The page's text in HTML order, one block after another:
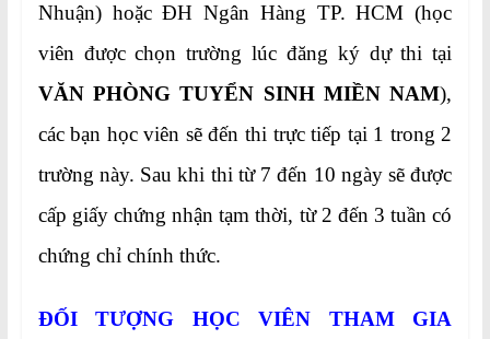
Nhuận) hoặc ĐH Ngân Hàng TP. HCM (học
viên được chọn trường lúc đăng ký dự thi tại
VĂN PHÒNG TUYỂN SINH MIỀN NAM),
các bạn học viên sẽ đến thi trực tiếp tại 1 trong 2
trường này. Sau khi thi từ 7 đến 10 ngày sẽ được
cấp giấy chứng nhận tạm thời, từ 2 đến 3 tuần có
chứng chỉ chính thức.
ĐỐI TƯỢNG HỌC VIÊN THAM GIA